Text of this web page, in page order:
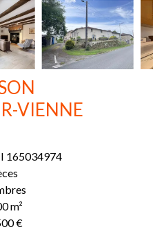
VIENNE
165034974
m²
€